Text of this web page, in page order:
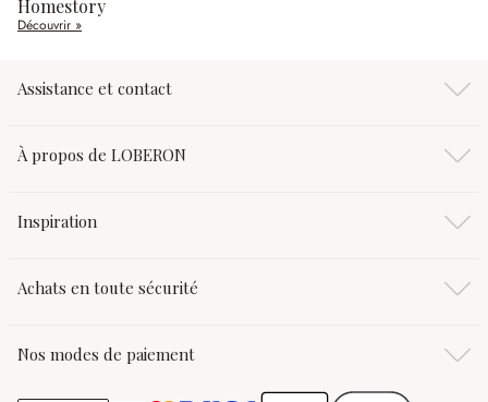
Homestory
Découvrir »
Assistance et contact
À propos de LOBERON
Inspiration
Achats en toute sécurité
Nos modes de paiement